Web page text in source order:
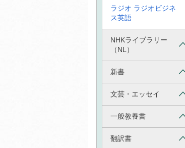
ラジオ ラジオビジネ
ス英語
NHKライブラリー
（NL）
新書
文芸・エッセイ
一般教養書
翻訳書